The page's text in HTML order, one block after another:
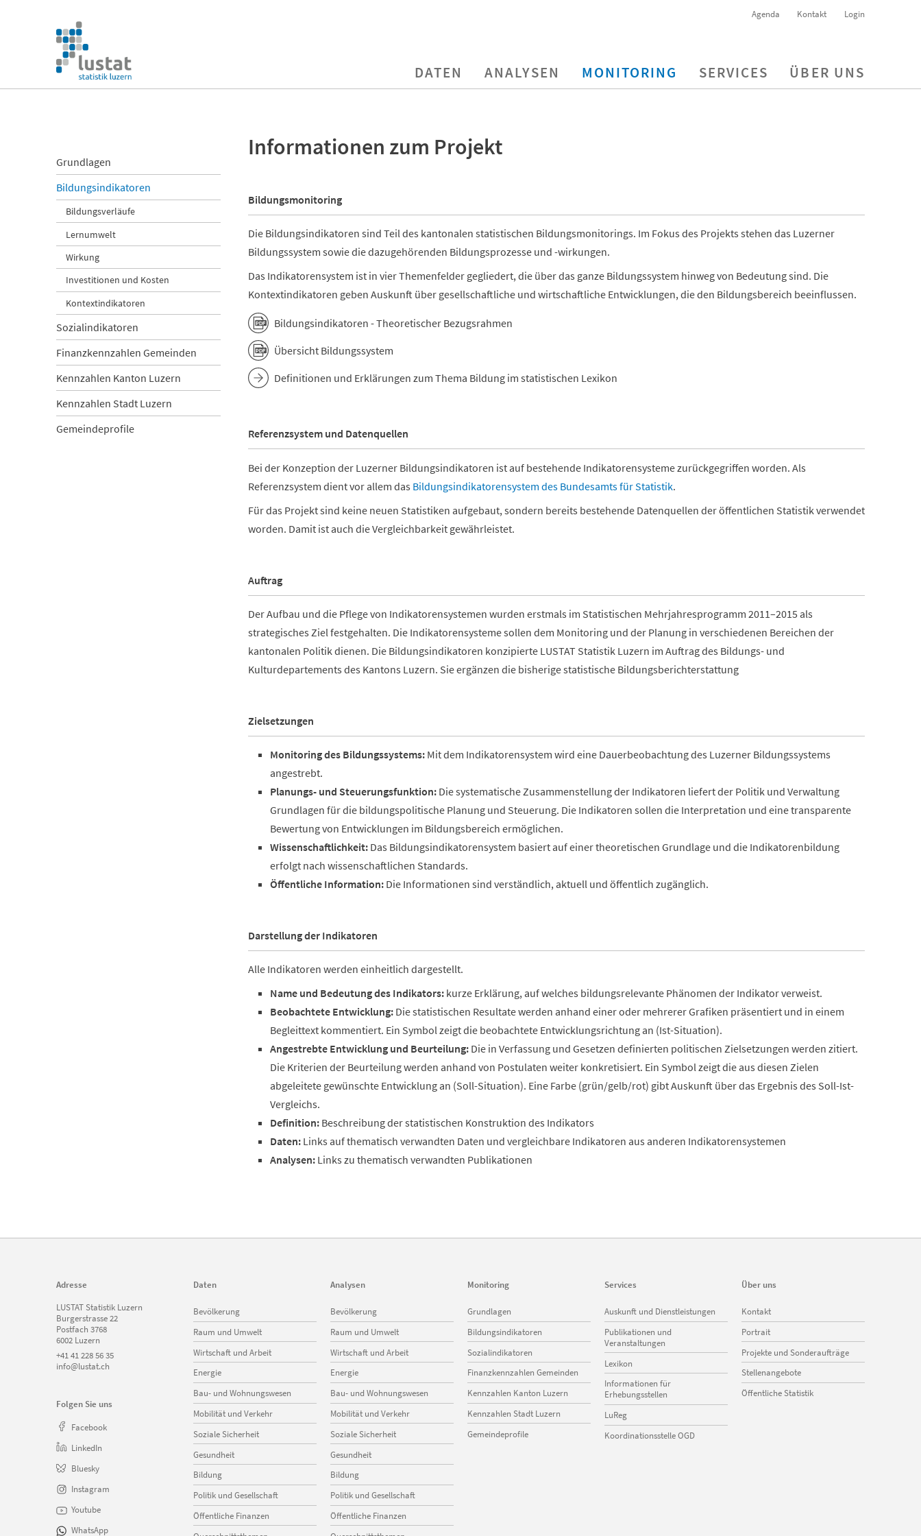
überspringen
Agenda Kontakt Login
Navigation
überspringen
DATEN ANALYSEN MONITORING SERVICES ÜBER UNS
Informationen zum Projekt
Bildungsmonitoring
Die Bildungsindikatoren sind Teil des kantonalen statistischen Bildungsmonitorings. Im Fokus des Projekts stehen das Luzerner
Bildungssystem sowie die dazugehörenden Bildungsprozesse und -wirkungen.
Das Indikatorensystem ist in vier Themenfelder gegliedert, die über das ganze Bildungssystem hinweg von Bedeutung sind. Die
Kontextindikatoren geben Auskunft über gesellschaftliche und wirtschaftliche Entwicklungen, die den Bildungsbereich beeinflussen.
Bildungsindikatoren - Theoretischer Bezugsrahmen
Übersicht Bildungssystem
Definitionen und Erklärungen zum Thema Bildung im statistischen Lexikon
Referenzsystem und Datenquellen
Bei der Konzeption der Luzerner Bildungsindikatoren ist auf bestehende Indikatorensysteme zurückgegriffen worden. Als
Referenzsystem dient vor allem das Bildungsindikatorensystem des Bundesamts für Statistik.
Für das Projekt sind keine neuen Statistiken aufgebaut, sondern bereits bestehende Datenquellen der öffentlichen Statistik verwendet
worden. Damit ist auch die Vergleichbarkeit gewährleistet.
Auftrag
Der Aufbau und die Pflege von Indikatorensystemen wurden erstmals im Statistischen Mehrjahresprogramm 2011–2015 als
strategisches Ziel festgehalten. Die Indikatorensysteme sollen dem Monitoring und der Planung in verschiedenen Bereichen der
kantonalen Politik dienen. Die Bildungsindikatoren konzipierte LUSTAT Statistik Luzern im Auftrag des Bildungs- und
Kulturdepartements des Kantons Luzern. Sie ergänzen die bisherige statistische Bildungsberichterstattung
Zielsetzungen
Monitoring des Bildungssystems: Mit dem Indikatorensystem wird eine Dauerbeobachtung des Luzerner Bildungssystems
angestrebt.
Planungs- und Steuerungsfunktion: Die systematische Zusammenstellung der Indikatoren liefert der Politik und Verwaltung
Grundlagen für die bildungspolitische Planung und Steuerung. Die Indikatoren sollen die Interpretation und eine transparente
Bewertung von Entwicklungen im Bildungsbereich ermöglichen.
Wissenschaftlichkeit: Das Bildungsindikatorensystem basiert auf einer theoretischen Grundlage und die Indikatorenbildung
erfolgt nach wissenschaftlichen Standards.
Öffentliche Information: Die Informationen sind verständlich, aktuell und öffentlich zugänglich.
Darstellung der Indikatoren
Alle Indikatoren werden einheitlich dargestellt.
Name und Bedeutung des Indikators: kurze Erklärung, auf welches bildungsrelevante Phänomen der Indikator verweist.
Beobachtete Entwicklung: Die statistischen Resultate werden anhand einer oder mehrerer Grafiken präsentiert und in einem
Begleittext kommentiert. Ein Symbol zeigt die beobachtete Entwicklungsrichtung an (Ist-Situation).
Angestrebte Entwicklung und Beurteilung: Die in Verfassung und Gesetzen definierten politischen Zielsetzungen werden zitiert.
Die Kriterien der Beurteilung werden anhand von Postulaten weiter konkretisiert. Ein Symbol zeigt die aus diesen Zielen
abgeleitete gewünschte Entwicklung an (Soll-Situation). Eine Farbe (grün/gelb/rot) gibt Auskunft über das Ergebnis des Soll-Ist-
Vergleichs.
Definition: Beschreibung der statistischen Konstruktion des Indikators
Daten: Links auf thematisch verwandten Daten und vergleichbare Indikatoren aus anderen Indikatorensystemen
Analysen: Links zu thematisch verwandten Publikationen
Navigation
überspringen
Grundlagen
Bildungsindikatoren
Bildungsverläufe
Lernumwelt
Wirkung
Investitionen und Kosten
Kontextindikatoren
Sozialindikatoren
Finanzkennzahlen Gemeinden
Kennzahlen Kanton Luzern
Kennzahlen Stadt Luzern
Gemeindeprofile
Adresse
LUSTAT Statistik Luzern
Burgerstrasse 22
Postfach 3768
6002 Luzern
+41 41 228 56 35
info@lustat.ch
Folgen Sie uns
Facebook
LinkedIn
Bluesky
Instagram
Youtube
WhatsApp
Daten
Navigation
überspringen
Bevölkerung
Raum und Umwelt
Wirtschaft und Arbeit
Energie
Bau- und Wohnungswesen
Mobilität und Verkehr
Soziale Sicherheit
Gesundheit
Bildung
Politik und Gesellschaft
Öffentliche Finanzen
Analysen
Navigation
überspringen
Bevölkerung
Raum und Umwelt
Wirtschaft und Arbeit
Energie
Bau- und Wohnungswesen
Mobilität und Verkehr
Soziale Sicherheit
Gesundheit
Bildung
Politik und Gesellschaft
Öffentliche Finanzen
Monitoring
Navigation
überspringen
Grundlagen
Bildungsindikatoren
Sozialindikatoren
Finanzkennzahlen Gemeinden
Kennzahlen Kanton Luzern
Kennzahlen Stadt Luzern
Gemeindeprofile
Services
Navigation
überspringen
Auskunft und Dienstleistungen
Publikationen und
Veranstaltungen
Lexikon
Informationen für
Erhebungsstellen
LuReg
Koordinationsstelle OGD
Über uns
Navigation
überspringen
Kontakt
Portrait
Projekte und Sonderaufträge
Stellenangebote
Öffentliche Statistik